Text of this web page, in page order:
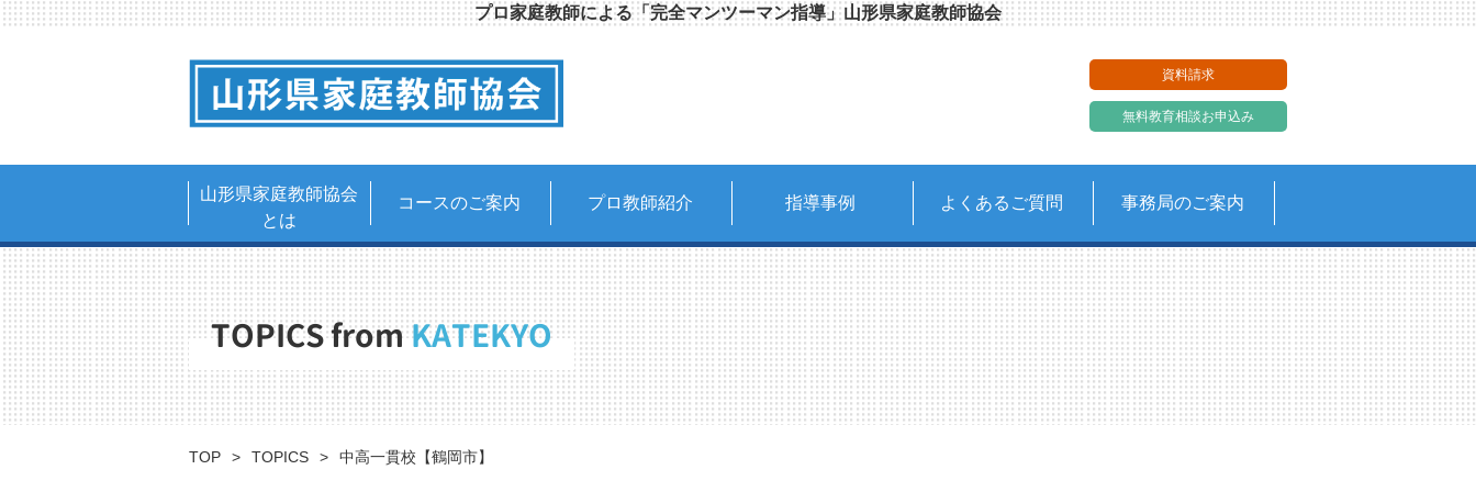
プロ家庭教師による「完全マンツーマン指導」山形県家庭教師協会
資料請求
無料教育相談お申込み
山形県家庭教師協会
とは
コースのご案内 プロ教師紹介 指導事例 よくあるご質問 事務局のご案内
TOPICS fromKATEKYO
TOP TOPICS 中高一貫校【鶴岡市】